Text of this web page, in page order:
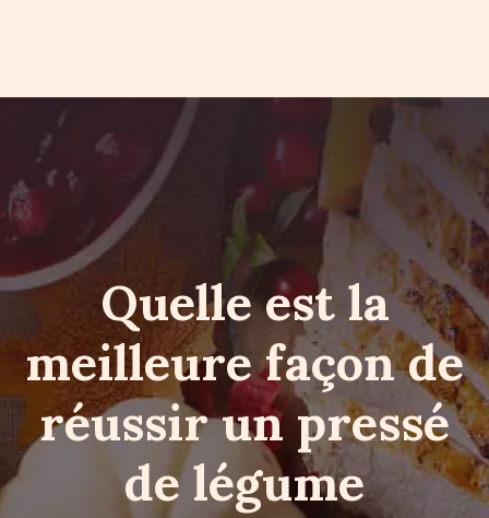
Quelle est la
meilleure façon de
réussir un pressé
de légume